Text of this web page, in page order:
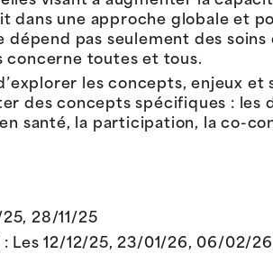
dans une approche globale et
pas seulement des soins
concerne toutes et tous.
les concepts, enjeux et
des concepts spécifiques : les
santé, la participation, la co-
25, 28/11/25
: Les 12/12/25, 23/01/26, 06/02/